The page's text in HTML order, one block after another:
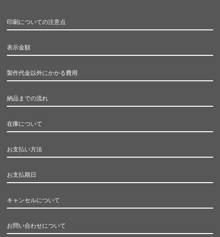
印刷についての注意点
表示金額
製作代金以外にかかる費用
納品までの流れ
在庫について
お支払い方法
お支払期日
キャンセルについて
お問い合わせについて